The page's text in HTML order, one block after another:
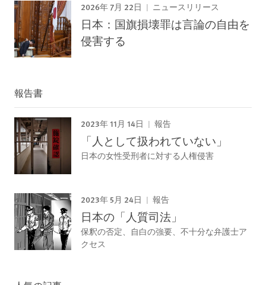
2026年 7月 22日 ニュースリリース
日本：国旗損壊罪は言論の自由を
侵害する
報告書
2023年 11月 14日 報告
「人として扱われていない」
日本の女性受刑者に対する人権侵害
2023年 5月 24日 報告
日本の「人質司法」
保釈の否定、自白の強要、不十分な弁護士ア
クセス